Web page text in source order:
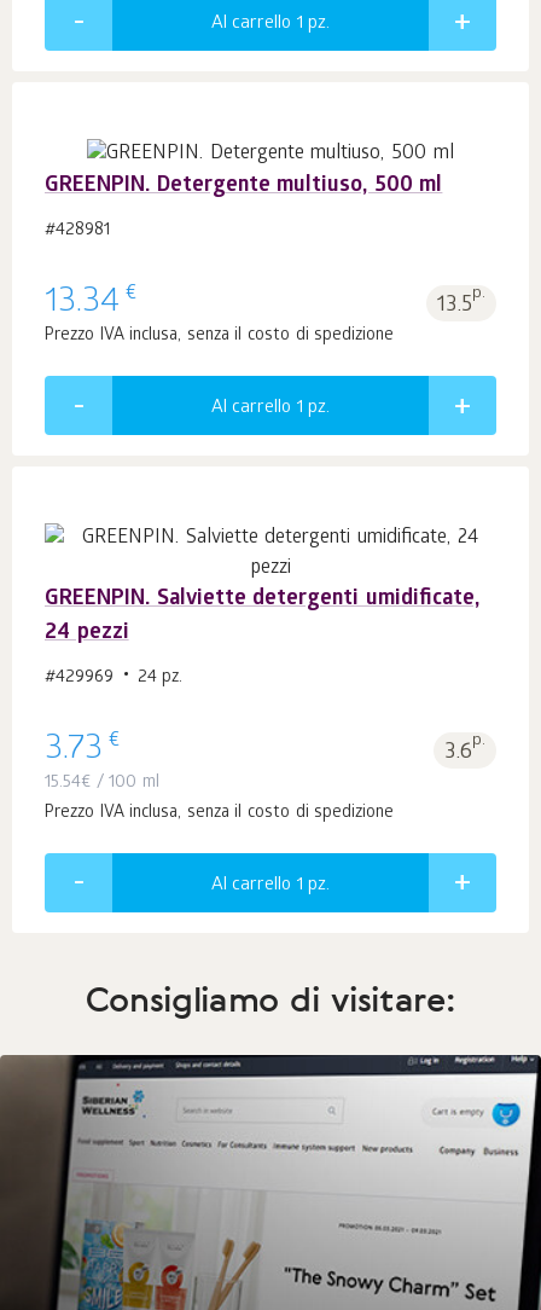
Al carrello 1 pz.
GREENPIN. Detergente multiuso, 500 ml
#428981
13.34 € 13.5p.
Prezzo IVA inclusa, senza il costo di spedizione
Al carrello 1 pz.
GREENPIN. Salviette detergenti umidificate,
24 pezzi
#429969 24 pz.
3.73 € 3.6p.
15.54€ / 100 ml
Prezzo IVA inclusa, senza il costo di spedizione
Al carrello 1 pz.
Consigliamo di visitare: